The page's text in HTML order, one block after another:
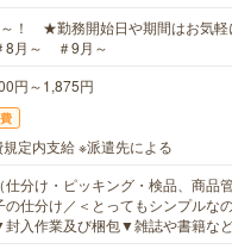
！ ★勤務開始日や期間はお気軽
月～ ＃9月～
円～1,875円
定内支給 ※派遣先による
仕分け・ピッキング・検品、商品管
の仕分け／＜とってもシンプルな
入作業及び梱包▼雑誌や書籍な